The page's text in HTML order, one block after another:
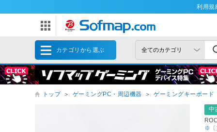
利用規
カテゴリから選ぶ
トップ ＞ ゲーミングPC・周辺機器 ＞ ゲーミングキーボード
中
※〔